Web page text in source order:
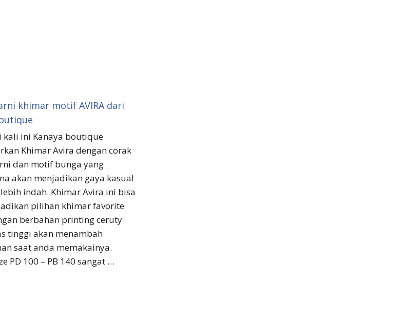
khimar motif AVIRA dari
kali ini Kanaya boutique
Khimar Avira dengan corak
dan motif bunga yang
akan menjadikan gaya kasual
indah. Khimar Avira ini bisa
pilihan khimar favorite
berbahan printing ceruty
tinggi akan menambah
saat anda memakainya.
PD 100 – PB 140 sangat …